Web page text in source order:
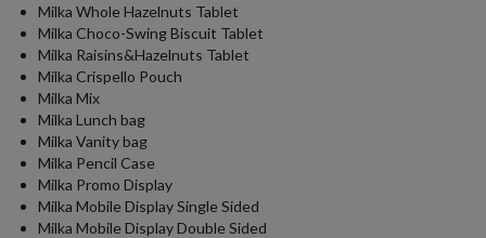
Milka Whole Hazelnuts Tablet
Milka Choco-Swing Biscuit Tablet
Milka Raisins&Hazelnuts Tablet
Milka Crispello Pouch
Milka Mix
Milka Lunch bag
Milka Vanity bag
Milka Pencil Case
Milka Promo Display
Milka Mobile Display Single Sided
Milka Mobile Display Double Sided